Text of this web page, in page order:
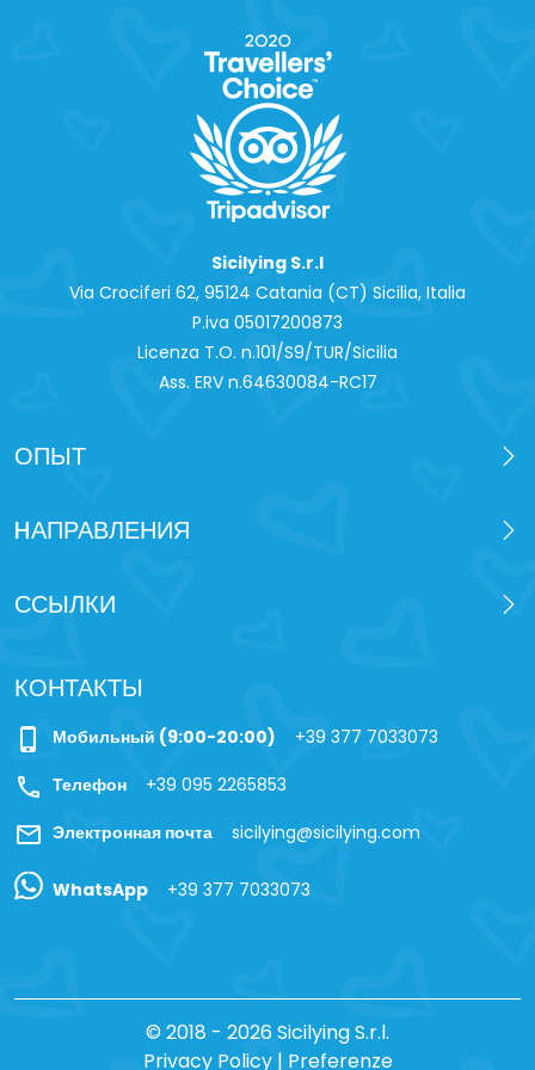
Sicilying S.r.l
Via Crociferi 62, 95124 Catania (CT) Sicilia, Italia
P.iva 0‍5017200873
Licenza T.O. n.101/S9/TUR/Sicilia
Ass. ERV n.64630084-RC17
ОПЫТ
HАПРАВЛЕНИЯ
ССЫЛКИ
КОНТАКТЫ
phone_iphone Мобильный (9:00-20:00) +39 377 7033073
call Телефон +39 095 2265853
mail Электронная почта sicilying@sicilying.com
WhatsApp +39 377 7033073
© 2018 - 2026 Sicilying S.r.l.
Privacy Policy| Preferenze